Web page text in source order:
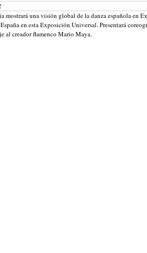
mostrará una visión global de la danza española en
en esta Exposición Universal. Presentará
al creador flamenco Mario Maya.